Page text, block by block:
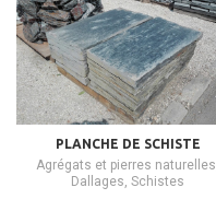
PLANCHE DE SCHISTE
Agrégats et pierres naturelles
Dallages, Schistes